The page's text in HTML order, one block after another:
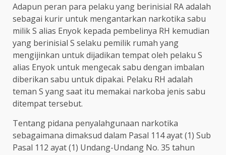
Adapun peran para pelaku yang berinisial RA adalah
sebagai kurir untuk mengantarkan narkotika sabu
milik S alias Enyok kepada pembelinya RH kemudian
yang berinisial S selaku pemilik rumah yang
mengijinkan untuk dijadikan tempat oleh pelaku S
alias Enyok untuk mengecak sabu dengan imbalan
diberikan sabu untuk dipakai. Pelaku RH adalah
teman S yang saat itu memakai narkoba jenis sabu
ditempat tersebut.
Tentang pidana penyalahgunaan narkotika
sebagaimana dimaksud dalam Pasal 114 ayat (1) Sub
Pasal 112 ayat (1) Undang-Undang No. 35 tahun